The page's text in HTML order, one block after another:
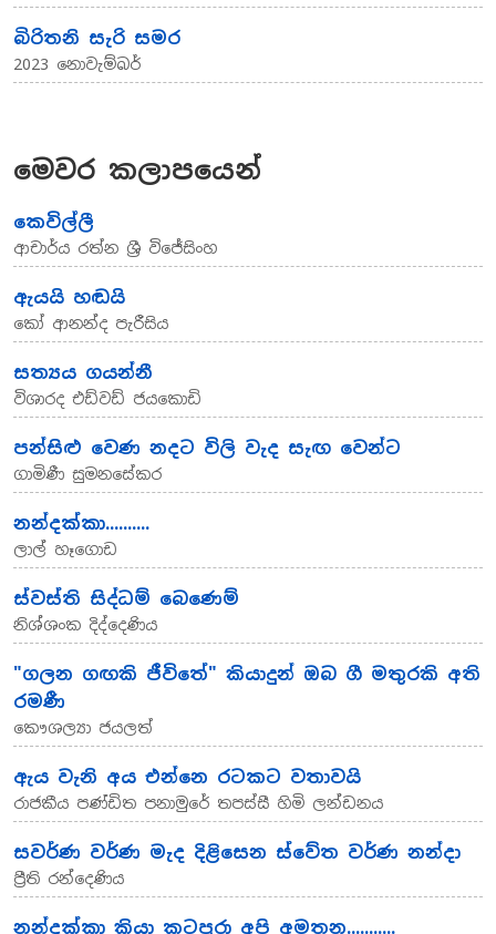
බිරිතනි සැරි සමර
2023 නොවැම්බර්
මෙවර කලාපයෙන්
කෙවිල්ලී
ආචාර්ය රත්න ශ්‍රී විජේසිංහ
ඇයයි හඬයි
කෝ ආනන්ද පැරීසිය
සත්‍යය ගයන්නී
විශාරද එඩ්වඩ් ජයකොඩි
පන්සිළු වෙණ නදට විලි වැද සැඟ වෙන්ට
ගාමිණී සුමනසේකර
නන්දක්කා..........
ලාල් හෑගොඩ
ස්වස්ති සිද්ධම් බෙණෙම්
නිශ්ශංක දිද්දෙණිය
"ගලන ගඟකි ජීවිතේ" කියාදුන් ඔබ ගී මතුරකි අති
රමණී
කෞශල්‍යා ජයලත්
ඇය වැනි අය එන්නෙ රටකට වතාවයි
රාජකීය පණ්ඩිත පනාමුරේ තපස්සී හිමි ලන්ඩනය
සවර්ණ වර්ණ මැද දිළිසෙන ස්වේත වර්ණ නන්දා
ප්‍රීති රන්දෙණිය
නන්දක්කා කියා කටපුරා අපි අමතන...........